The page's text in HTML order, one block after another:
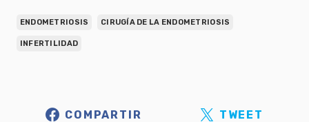
ENDOMETRIOSIS CIRUGÍA DE LA ENDOMETRIOSIS
INFERTILIDAD
COMPARTIR TWEET